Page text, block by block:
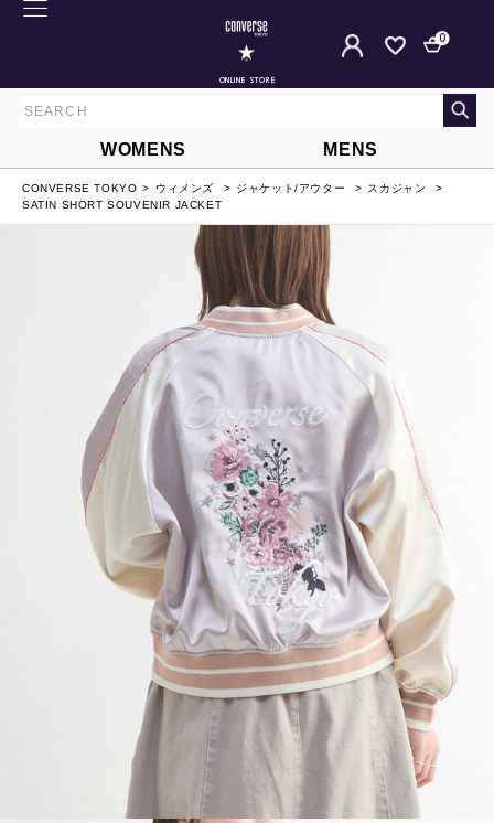
ONLINE STORE
0
WOMENS MENS
CONVERSE TOKYO ウィメンズ ジャケット/アウター
スカジャン
SATIN SHORT SOUVENIR JACKET